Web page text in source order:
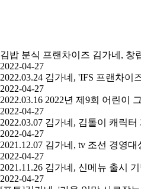
김밥 분식 프랜차이즈 김가네, 창
2022-04-27
2022.03.24 김가네, 'IFS 프랜차
2022-04-27
2022.03.16 2022년 제9회 어린이
2022-04-27
2022.03.07 김가네, 김톨이 캐릭
2022-04-27
2021.12.07 김가네, tv 조선 경영
2022-04-27
2021.11.26 김가네, 신메뉴 출시
2022-04-27